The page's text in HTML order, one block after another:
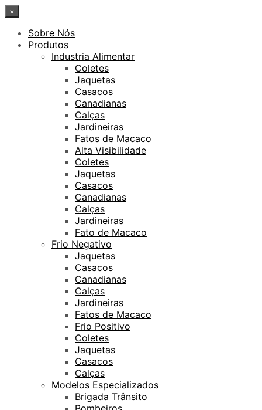
×
Sobre Nós
Produtos
Industria Alimentar
Coletes
Jaquetas
Casacos
Canadianas
Calças
Jardineiras
Fatos de Macaco
Alta Visibilidade
Coletes
Jaquetas
Casacos
Canadianas
Calças
Jardineiras
Fato de Macaco
Frio Negativo
Jaquetas
Casacos
Canadianas
Calças
Jardineiras
Fatos de Macaco
Frio Positivo
Coletes
Jaquetas
Casacos
Calças
Modelos Especializados
Brigada Trânsito